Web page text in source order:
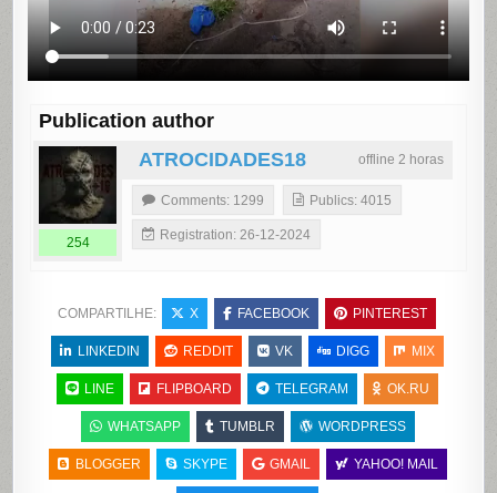
Publication author
offline 2 horas
ATROCIDADES18
254
Comments: 1299 Publics: 4015
Registration: 26-12-2024
COMPARTILHE: X FACEBOOK PINTEREST
LINKEDIN REDDIT VK DIGG MIX
LINE FLIPBOARD TELEGRAM OK.RU
WHATSAPP TUMBLR WORDPRESS
BLOGGER SKYPE GMAIL YAHOO! MAIL